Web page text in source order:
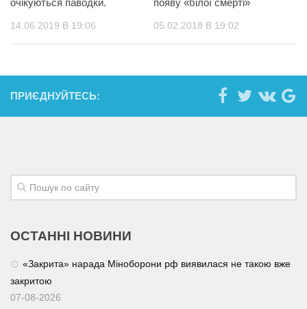
14.06.2019 В 19:06 05.02.2018 В 19:02
ПРИЄДНУЙТЕСЬ:
ОСТАННІ НОВИНИ
«Закрита» нарада Міноборони рф виявилася не такою вже
закритою
07-08-2026